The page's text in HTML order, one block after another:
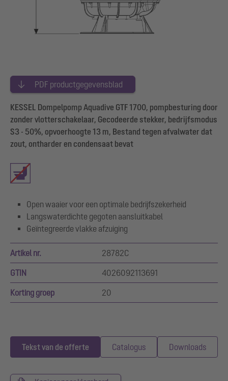
PDF productgegevensblad
KESSEL Dompelpomp Aquadive GTF 1700, pompbesturing door
zonder vlotterschakelaar, Gecodeerde stekker, bedrijfsmodus
S3 - 50%, opvoerhoogte 13 m, Bestand tegen afvalwater dat
zout, ontharder en condensaat bevat
Open waaier voor een optimale bedrijfszekerheid
Langswaterdichte gegoten aansluitkabel
Geïntegreerde vlakke afzuiging
Artikel nr. 28782C
GTIN 4026092113691
Korting groep 20
Tekst van de offerte Catalogus Downloads